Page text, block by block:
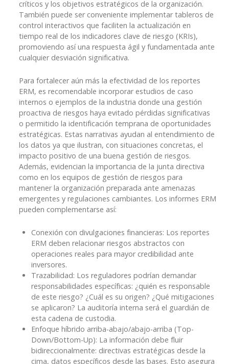
críticos y los objetivos estratégicos de la organización.
También puede ser conveniente implementar tableros de
control interactivos que faciliten la actualización en
tiempo real de los indicadores clave de riesgo (KRIs),
promoviendo así una respuesta ágil y fundamentada ante
cualquier desviación significativa.
Para fortalecer aún más la efectividad de los reportes
ERM, es recomendable incorporar estudios de caso
internos o ejemplos de la industria donde una gestión
proactiva de riesgos haya evitado pérdidas significativas
o permitido la identificación temprana de oportunidades
estratégicas. Estas narrativas ayudan al entendimiento de
los datos ya que ilustran, con situaciones concretas, el
impacto positivo de una buena gestión de riesgos.
Además, evidencian la importancia de la junta directiva
como en los equipos de gestión de riesgos para
mantener la organización preparada ante amenazas
emergentes y regulaciones cambiantes. Los informes ERM
pueden complementarse así:
Conexión con divulgaciones financieras: Los reportes
ERM deben relacionar riesgos abstractos con
operaciones reales para mayor credibilidad ante
inversores.
Trazabilidad: Los reguladores podrían demandar
responsabilidades específicas: ¿quién es responsable
de este riesgo? ¿Cuál es su origen? ¿Qué mitigaciones
se aplicaron? La auditoría interna será el guardián de
esta cadena de custodia.
Enfoque híbrido arriba-abajo/abajo-arriba (Top-
Down/Bottom-Up): La información debe fluir
bidireccionalmente: directivas estratégicas desde la
cima, datos específicos desde las bases. Esto asegura